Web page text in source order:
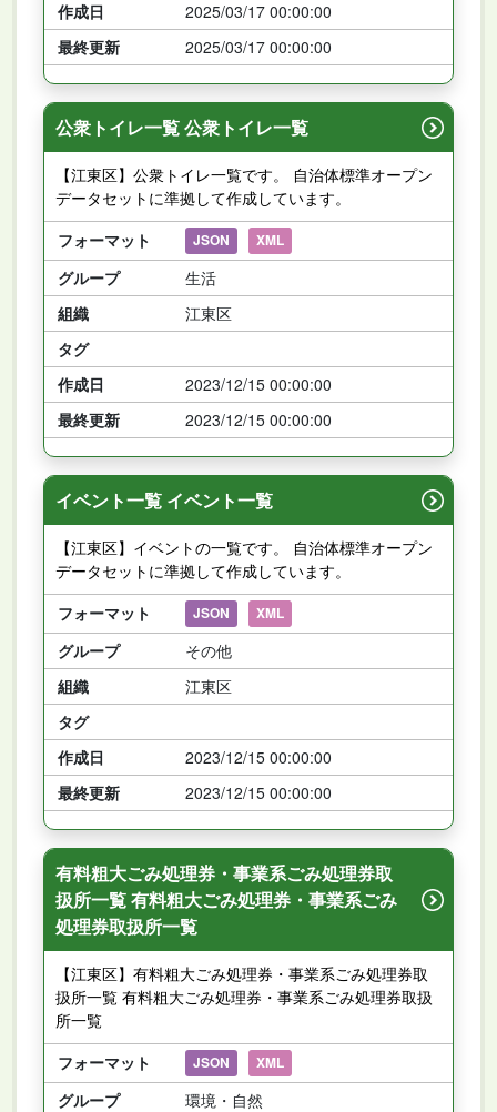
作成日
2025/03/17 00:00:00
最終更新
2025/03/17 00:00:00
公衆トイレ一覧 公衆トイレ一覧
【江東区】公衆トイレ一覧です。 自治体標準オープン
データセットに準拠して作成しています。
フォーマット
JSON XML
グループ
生活
組織
江東区
タグ
作成日
2023/12/15 00:00:00
最終更新
2023/12/15 00:00:00
イベント一覧 イベント一覧
【江東区】イベントの一覧です。 自治体標準オープン
データセットに準拠して作成しています。
フォーマット
JSON XML
グループ
その他
組織
江東区
タグ
作成日
2023/12/15 00:00:00
最終更新
2023/12/15 00:00:00
有料粗大ごみ処理券・事業系ごみ処理券取
扱所一覧 有料粗大ごみ処理券・事業系ごみ
処理券取扱所一覧
【江東区】有料粗大ごみ処理券・事業系ごみ処理券取
扱所一覧 有料粗大ごみ処理券・事業系ごみ処理券取扱
所一覧
フォーマット
JSON XML
グループ
環境・自然